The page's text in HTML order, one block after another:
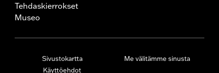
Tehdaskierrokset
Museo
Sivustokartta
Käyttöehdot
Me välitämme sinusta